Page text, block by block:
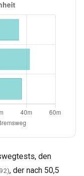
den
, der nach 50,5